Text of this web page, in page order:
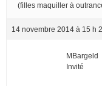
(filles maquiller à
14 novembre 2014 à 15 h
MBargeld
Invité